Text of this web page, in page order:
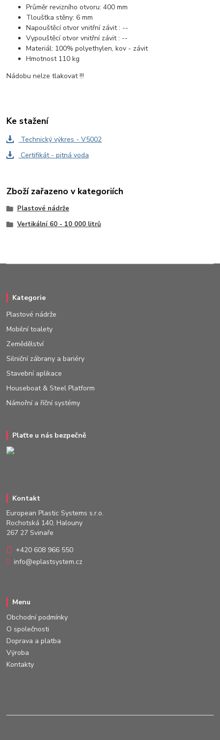
Průměr revizního otvoru: 400 mm
Tloušťka stěny: 6 mm
Napouštěcí otvor vnitřní závit : --
Vypouštěcí otvor vnitřní závit : --
Materiál: 100% polyethylen, kov - závit
Hmotnost 110 kg
Nádobu nelze tlakovat !!!
Ke stažení
Technický výkres - V5002
Certifikát - pitná voda
Zboží zařazeno v kategoriích
Plastové nádrže
Vertikální 60 - 10 000 litrů
Kategorie
Plastové nádrže
Mobilní toalety
Zemědělství
Silniční zábrany a bariéry
Stavební aplikace
Houseboat & Steel Platform
Námořní a říční systémy
Plaťte u nás bezpečně
Kontakt
European Plastic Systems s.r.o.
Rochotská 140, Halouny
267 27 Svinaře
+420 608 966 550
info@eplastsystem.cz
Menu
Obchodní podmínky
O společnosti
Doprava a platba
Výroba
Kontakty